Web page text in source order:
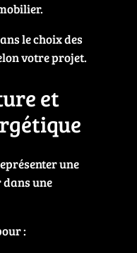
le choix des
votre projet.
et
une
une
: